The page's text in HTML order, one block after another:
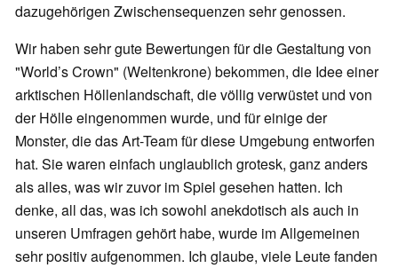
dazugehörigen Zwischensequenzen sehr genossen.
Wir haben sehr gute Bewertungen für die Gestaltung von
"World’s Crown" (Weltenkrone) bekommen, die Idee einer
arktischen Höllenlandschaft, die völlig verwüstet und von
der Hölle eingenommen wurde, und für einige der
Monster, die das Art-Team für diese Umgebung entworfen
hat. Sie waren einfach unglaublich grotesk, ganz anders
als alles, was wir zuvor im Spiel gesehen hatten. Ich
denke, all das, was ich sowohl anekdotisch als auch in
unseren Umfragen gehört habe, wurde im Allgemeinen
sehr positiv aufgenommen. Ich glaube, viele Leute fanden